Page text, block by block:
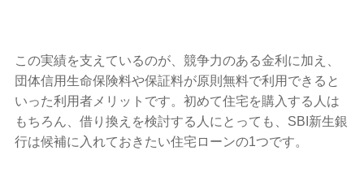
この実績を支えているのが、競争力のある金利に加え、
団体信用生命保険料や保証料が原則無料で利用できると
いった利用者メリットです。初めて住宅を購入する人は
もちろん、借り換えを検討する人にとっても、SBI新生銀
行は候補に入れておきたい住宅ローンの1つです。